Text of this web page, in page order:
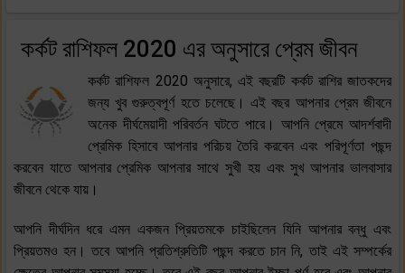
কর্কট রাশিফল 2020 এর অনুসারে প্রেম জীবন
কর্কট রাশিফল 2020 অনুসারে, এই বছরটি কর্কট রাশির জাতকদের
জন্য খুব গুরুত্বপূর্ণ হতে চলেছে। এই বছর আপনার প্রেম জীবনে
অনেক দীর্ঘমেয়াদী পরিবর্তন ঘটতে পারে। আপনি প্রেমে আদর্শবাদী
প্রেমিক হিসাবে আপনার পরিচয় তৈরি করবেন এবং পরিপূর্ণতা পছন্দ
করবেন যাতে আপনার প্রেমিক আপনার সাথে সুখী হয় এবং সুখ আপনার ভালবাসার
জীবনে থেকে যায়।
আপনি দীর্ঘদিন ধরে এমন একজন প্রিয়তমকে চাইছিলেন যিনি আপনার বন্ধু এবং
প্রিয়তমও হন। তবে আপনি প্রতিশ্রুতিটি পছন্দ করতে চান নি, তাই এই সম্পর্কের